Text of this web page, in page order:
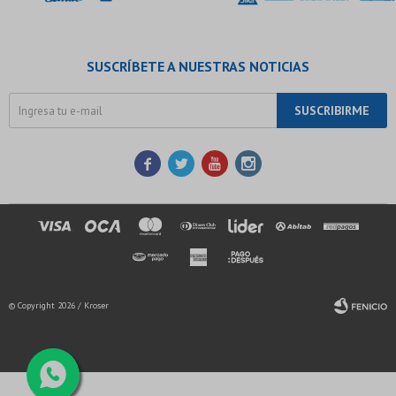
SUSCRÍBETE A NUESTRAS NOTICIAS
SUSCRIBIRME
   
© Copyright 2026 / Kroser